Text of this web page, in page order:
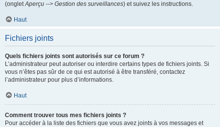
(ongletAperçu --> Gestion des surveillances) et suivez les instructions.
Haut
Fichiers joints
Quels fichiers joints sont autorisés sur ce forum ?
L’administrateur peut autoriser ou interdire certains types de fichiers joints. Si
vous n’êtes pas sûr de ce qui est autorisé à être transféré, contactez
l’administrateur pour plus d’informations.
Haut
Comment trouver tous mes fichiers joints ?
Pour accéder à la liste des fichiers que vous avez joints à vos messages et